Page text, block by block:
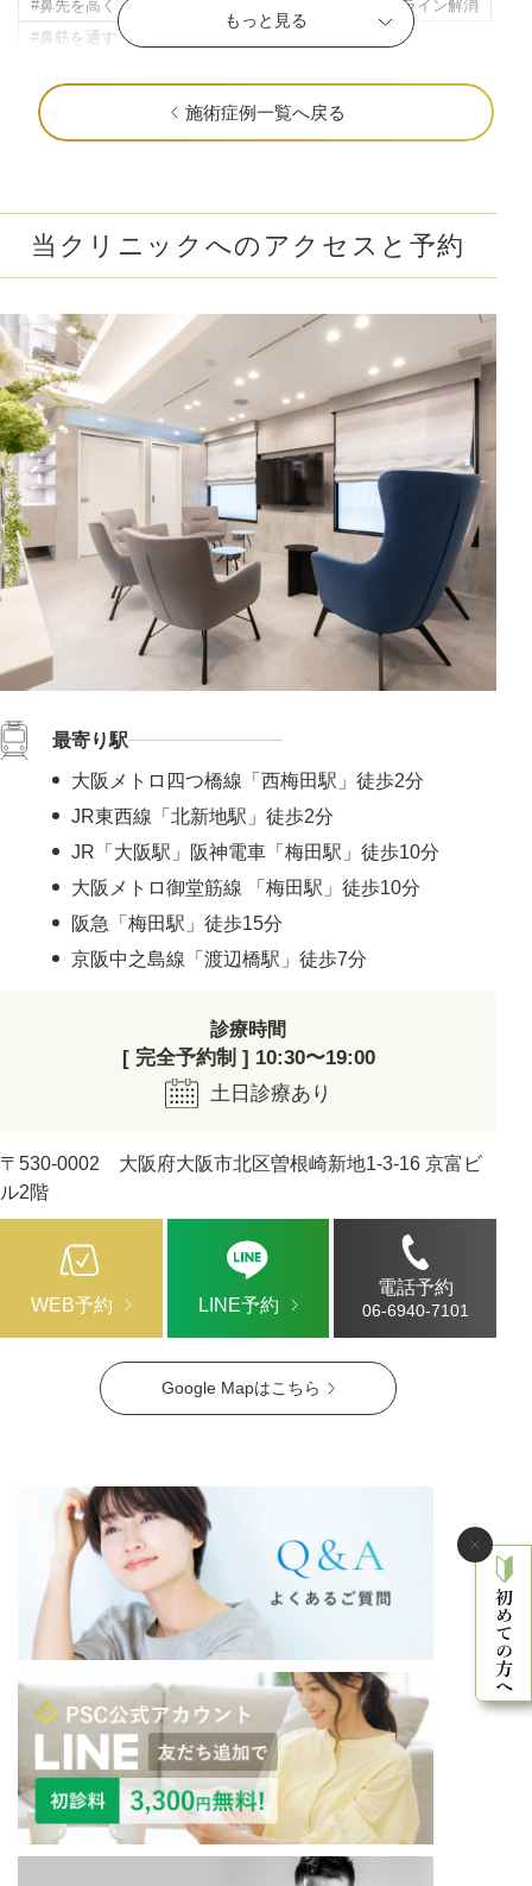
#鼻先を高く
#マリオネットライン解消
#鼻筋を通す
#ニキビ・ニキビ跡改善
#立体感のあるお顔に
#おでこを丸く
#顎を前に出す
#輪郭の凹凸を解消
#毛穴解消
#下膨れ解消
#忘れ鼻に
#お顔の引き締め
#シワの固定化を予防
#ハリ・ツヤ
#唇の縦ジワ解消
#人中短縮
#鼻を高く
#肝斑解消
#自然な二重幅 #梅干しジワ解消
#くすみ改善
#シミ解消
#表情ジワ解消 #鼻柱を下げる
#鼻先を細く
#肌の赤みを解消
#皮脂トラブル改善
#凹凸のないなめらかな肌に
#肌ツヤアップ #美白
#鼻唇角
#優しい目元
#ぷっくり涙袋
#四角い輪郭をすっきり
#頬コケをふっくら
#おでこのシワ解消
#鼻先の丸み解消
#おでこの横ジワ解消
#他の施術と併用可
#肌の鎮静
#くっきりした目元
#ニキビ跡改善
#笑いジワ解消
#目の距離を近づける
#蒙古襞解消
#目力アップ
#二重ラインをくっきり
#おじぎ鼻改善
#色素沈着改善
#ニキビ改善 #赤ら顔を解消
#酒さ改善
#首のたるみ解消
#おちょぼ口解消
#下ぶくれ解消
#お顔の赤み解消
#口元のシワ解消
#目を大きく見せる
#色素沈着を改善
#顎下のたるみ解消
もっと見る
施術症例一覧へ戻る
当クリニックへのアクセスと予約
Google Mapはこちら
最寄り駅
大阪メトロ四つ橋線「西梅田駅」徒歩2分
JR東西線「北新地駅」徒歩2分
JR「大阪駅」阪神電車「梅田駅」徒歩10分
大阪メトロ御堂筋線 「梅田駅」徒歩10分
阪急「梅田駅」徒歩15分
京阪中之島線「渡辺橋駅」徒歩7分
診療時間
[ 完全予約制 ] 10:30〜19:00
土日診療あり
〒530-0002 大阪府大阪市北区曽根崎新地1-3-16 京富ビ
ル2階
WEB予約 LINE予約
電話予約
06-6940-7101